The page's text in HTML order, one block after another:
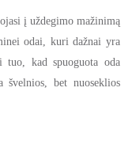
į uždegimo mažinimą
odai, kuri dažnai yra
kad spuoguota oda
bet nuoseklios